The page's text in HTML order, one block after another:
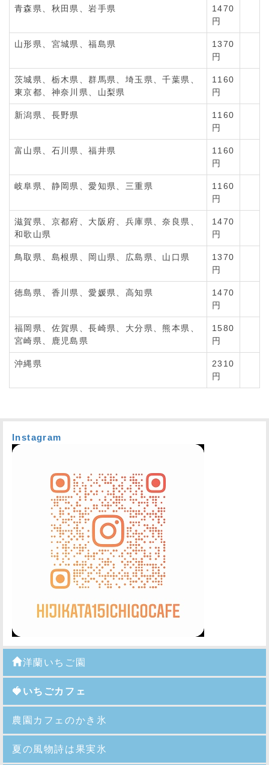
青森県、秋田県、岩手県
1470
円
山形県、宮城県、福島県
1370
円
茨城県、栃木県、群馬県、埼玉県、千葉県、
東京都、神奈川県、山梨県
1160
円
新潟県、長野県
1160
円
富山県、石川県、福井県
1160
円
岐阜県、静岡県、愛知県、三重県
1160
円
滋賀県、京都府、大阪府、兵庫県、奈良県、
和歌山県
1470
円
鳥取県、島根県、岡山県、広島県、山口県
1370
円
徳島県、香川県、愛媛県、高知県
1470
円
福岡県、佐賀県、長崎県、大分県、熊本県、
宮崎県、鹿児島県
1580
円
沖縄県
2310
円
Instagram
洋蘭いちご園
🍓いちごカフェ
農園カフェのかき氷
夏の風物詩は果実氷